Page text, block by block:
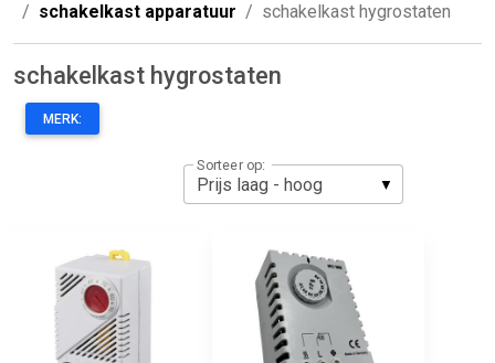
schakelkast apparatuur
schakelkast hygrostaten
schakelkast hygrostaten
MERK:
Sorteer op: